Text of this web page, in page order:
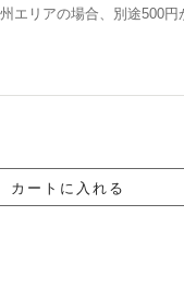
エリアの場合、別途500円